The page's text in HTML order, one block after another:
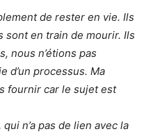
de rester en vie. Ils
sont en train de mourir. Ils
nous n’étions pas
d’un processus. Ma
fournir car le sujet est
n’a pas de lien avec la